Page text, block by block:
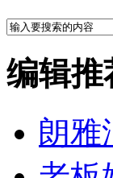
编辑推
朗雅